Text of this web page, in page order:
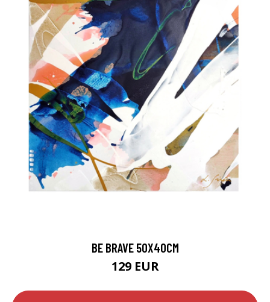
BE BRAVE 50X40CM
129 EUR